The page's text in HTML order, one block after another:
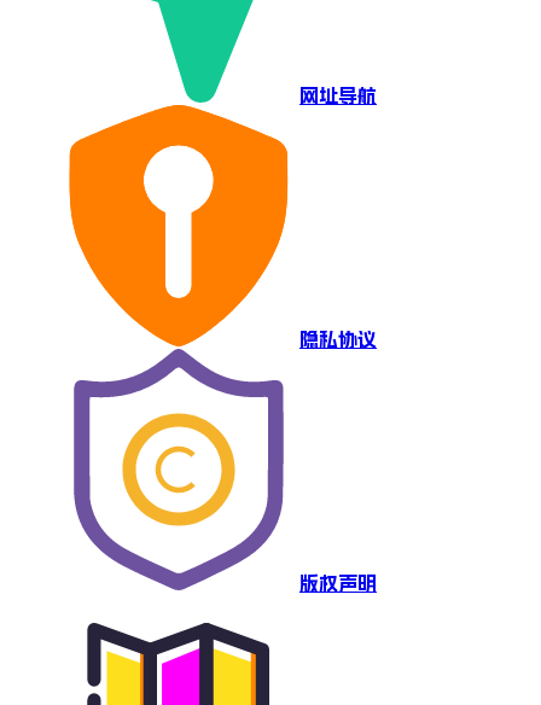
网址导航
隐私协议
版权声明